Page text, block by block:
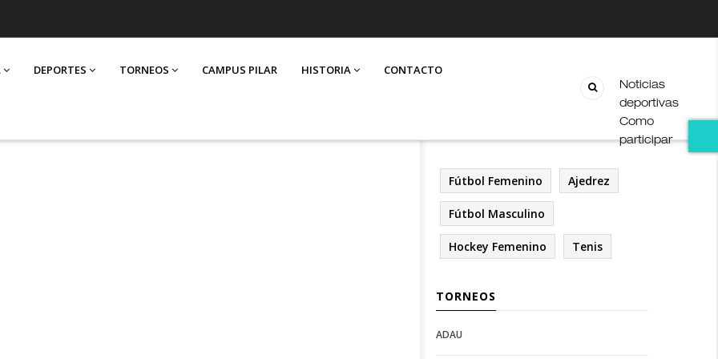
DEPORTES TORNEOS CAMPUS PILAR HISTORIA CONTACTO
Noticias
deportivas
Como
participar
Fútbol Femenino Ajedrez
Fútbol Masculino
Hockey Femenino Tenis
TORNEOS
Open
Deportes
Open
configuration
ADAU